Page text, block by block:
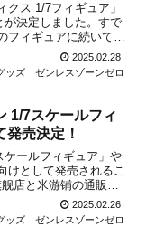
クス 1/7フィギュア」
が決定しました。すで
フィギュアに続いて、
)」のフィギュア化企
2025.02.28
ッズ
ゼンレスゾーンゼロ
1/7スケールフィ
売決定！
ケールフィギュア」や
けとして発売されるこ
店と米游铺の通販サ
天猫miHoYo旗舰店と
2025.02.26
ッズ
ゼンレスゾーンゼロ